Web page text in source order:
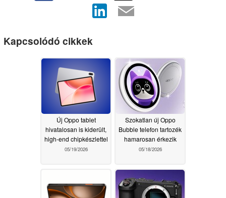
Kapcsolódó cikkek
Új Oppo tablet
hivatalosan is kiderült,
high-end chipkészlettel
05/19/2026
Szokatlan új Oppo
Bubble telefon tartozék
hamarosan érkezik
05/18/2026